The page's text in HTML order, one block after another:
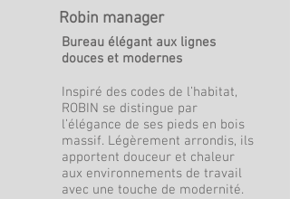
Robin manager
Bureau élégant aux lignes
douces et modernes
Inspiré des codes de l’habitat,
ROBIN se distingue par
l’élégance de ses pieds en bois
massif. Légèrement arrondis, ils
apportent douceur et chaleur
aux environnements de travail
avec une touche de modernité.